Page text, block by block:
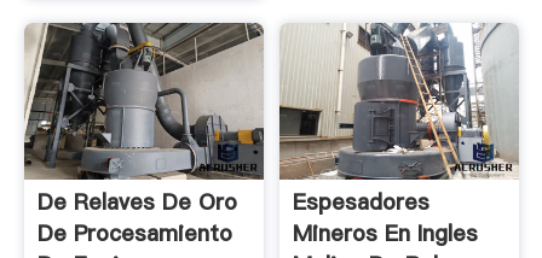
De Relaves De Oro
De Procesamiento
Espesadores
Mineros En Ingles